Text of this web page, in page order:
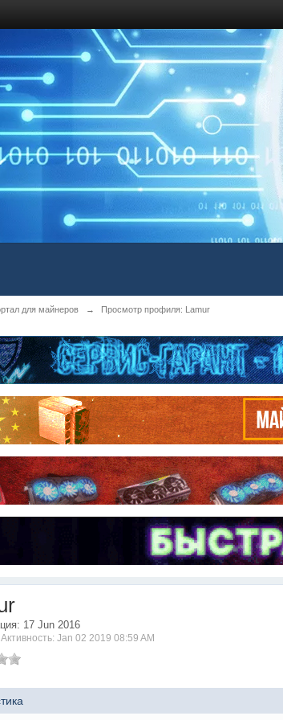
для майнеров → Просмотр профиля: Lamur
17 Jun 2016
Активность: Jan 02 2019 08:59 AM